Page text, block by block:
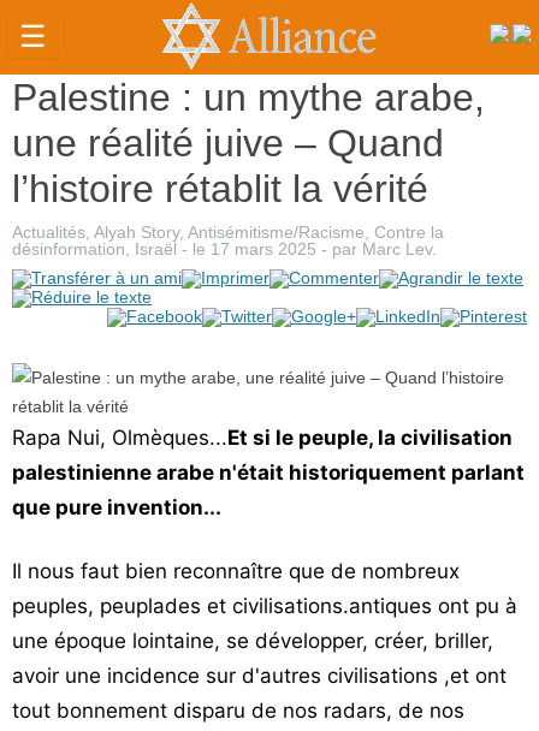
☰
Actualités
Judaïsme
Magazine
Sorties
Culture
High-
Tech
Insolites
Cuisine
Vos
chroniques
Les
bonnes
adresses
Palestine : un mythe arabe,
une réalité juive – Quand
l’histoire rétablit la vérité
Actualités Alyah Story, Antisémitisme/Racisme
Contre la
désinformation
Israël - le 17 mars 2025 - par Marc Lev.
Rapa Nui, Olmèques...Et si le peuple, la civilisation
palestinienne arabe n'était historiquement parlant
que pure invention...
Il nous faut bien reconnaître que de nombreux
peuples, peuplades et civilisations.antiques ont pu à
une époque lointaine, se développer, créer, briller,
avoir une incidence sur d'autres civilisations ,et ont
tout bonnement disparu de nos radars, de nos